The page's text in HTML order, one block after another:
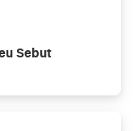
Sebut